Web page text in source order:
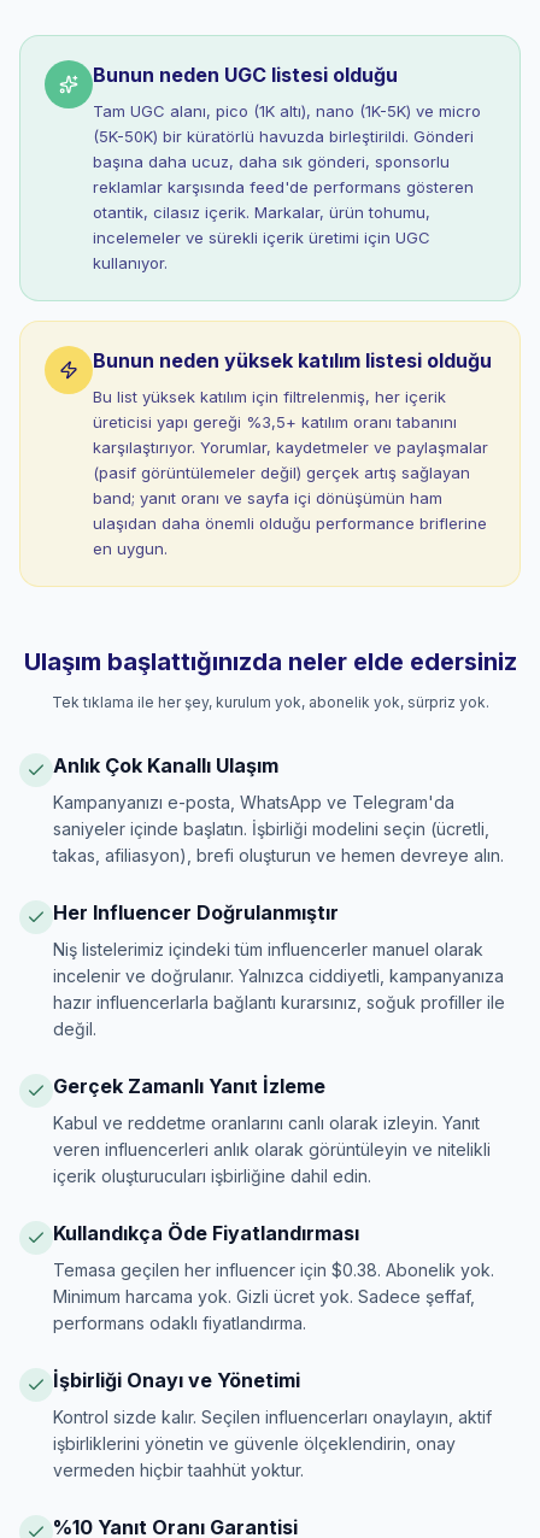
Bunun neden UGC listesi olduğu
Tam UGC alanı, pico (1K altı), nano (1K-5K) ve micro
(5K-50K) bir küratörlü havuzda birleştirildi. Gönderi
başına daha ucuz, daha sık gönderi, sponsorlu
reklamlar karşısında feed'de performans gösteren
otantik, cilasız içerik. Markalar, ürün tohumu,
incelemeler ve sürekli içerik üretimi için UGC
kullanıyor.
Bunun neden yüksek katılım listesi olduğu
Bu list yüksek katılım için filtrelenmiş, her içerik
üreticisi yapı gereği %3,5+ katılım oranı tabanını
karşılaştırıyor. Yorumlar, kaydetmeler ve paylaşmalar
(pasif görüntülemeler değil) gerçek artış sağlayan
band; yanıt oranı ve sayfa içi dönüşümün ham
ulaşıdan daha önemli olduğu performance briflerine
en uygun.
Ulaşım başlattığınızda neler elde edersiniz
Tek tıklama ile her şey, kurulum yok, abonelik yok, sürpriz yok.
Anlık Çok Kanallı Ulaşım
Kampanyanızı e-posta, WhatsApp ve Telegram'da
saniyeler içinde başlatın. İşbirliği modelini seçin (ücretli,
takas, afiliasyon), brefi oluşturun ve hemen devreye alın.
Her Influencer Doğrulanmıştır
Niş listelerimiz içindeki tüm influencerler manuel olarak
incelenir ve doğrulanır. Yalnızca ciddiyetli, kampanyanıza
hazır influencerlarla bağlantı kurarsınız, soğuk profiller ile
değil.
Gerçek Zamanlı Yanıt İzleme
Kabul ve reddetme oranlarını canlı olarak izleyin. Yanıt
veren influencerleri anlık olarak görüntüleyin ve nitelikli
içerik oluşturucuları işbirliğine dahil edin.
Kullandıkça Öde Fiyatlandırması
Temasa geçilen her influencer için $0.38. Abonelik yok.
Minimum harcama yok. Gizli ücret yok. Sadece şeffaf,
performans odaklı fiyatlandırma.
İşbirliği Onayı ve Yönetimi
Kontrol sizde kalır. Seçilen influencerları onaylayın, aktif
işbirliklerini yönetin ve güvenle ölçeklendirin, onay
vermeden hiçbir taahhüt yoktur.
%10 Yanıt Oranı Garantisi